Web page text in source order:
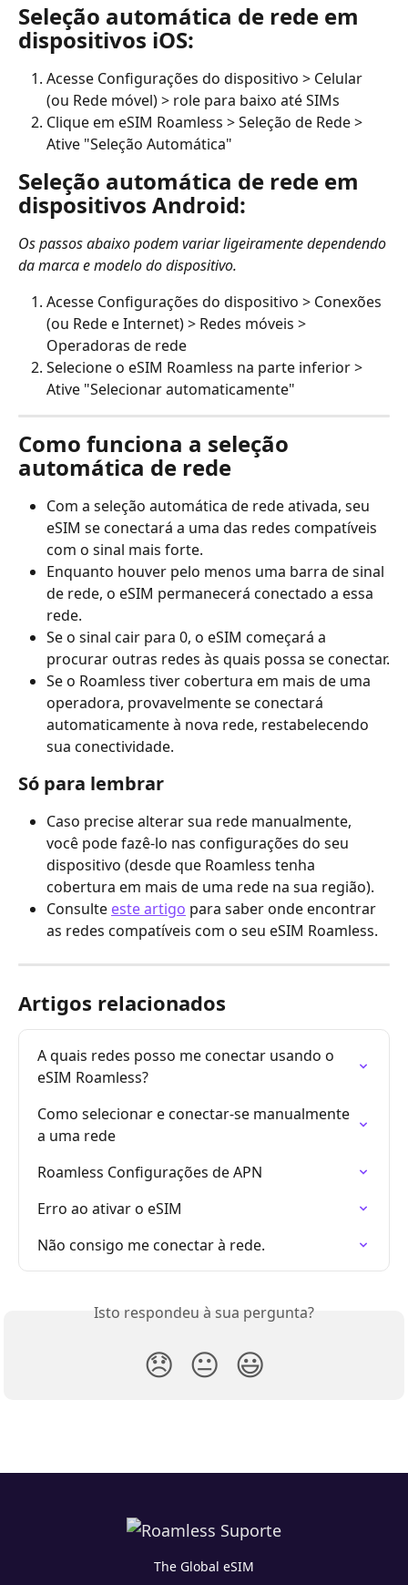
Seleção automática de rede em
dispositivos iOS:
Acesse Configurações do dispositivo > Celular
(ou Rede móvel) > role para baixo até SIMs
Clique em eSIM Roamless > Seleção de Rede >
Ative "Seleção Automática"
Seleção automática de rede em
dispositivos Android:
Os passos abaixo podem variar ligeiramente dependendo
da marca e modelo do dispositivo.
Acesse Configurações do dispositivo > Conexões
(ou Rede e Internet) > Redes móveis >
Operadoras de rede
Selecione o eSIM Roamless na parte inferior >
Ative "Selecionar automaticamente"
Como funciona a seleção
automática de rede
Com a seleção automática de rede ativada, seu
eSIM se conectará a uma das redes compatíveis
com o sinal mais forte.
Enquanto houver pelo menos uma barra de sinal
de rede, o eSIM permanecerá conectado a essa
rede.
Se o sinal cair para 0, o eSIM começará a
procurar outras redes às quais possa se conectar.
Se o Roamless tiver cobertura em mais de uma
operadora, provavelmente se conectará
automaticamente à nova rede, restabelecendo
sua conectividade.
Só para lembrar
Caso precise alterar sua rede manualmente,
você pode fazê-lo nas configurações do seu
dispositivo (desde que Roamless tenha
cobertura em mais de uma rede na sua região).
Consulte este artigo para saber onde encontrar
as redes compatíveis com o seu eSIM Roamless.
Artigos relacionados
A quais redes posso me conectar usando o
eSIM Roamless?
Como selecionar e conectar-se manualmente
a uma rede
Roamless Configurações de APN
Erro ao ativar o eSIM
Não consigo me conectar à rede.
Isto respondeu à sua pergunta?
😞 😐 😃
The Global eSIM